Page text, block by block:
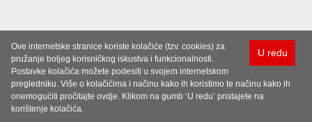
U redu
Ove internetske stranice koriste kolačiće (tzv. cookies) za
pružanje boljeg korisničkog iskustva i funkcionalnosti.
Postavke kolačića možete podesiti u svojem internetskom
pregledniku. Više o kolačićima i načinu kako ih koristimo te načinu kako ih
onemogućiti pročitajte ovdje. Klikom na gumb ‘U redu’ pristajete na
korištenje kolačića.